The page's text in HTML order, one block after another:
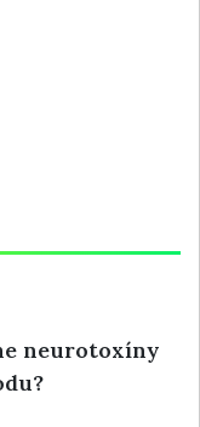
neurotoxíny